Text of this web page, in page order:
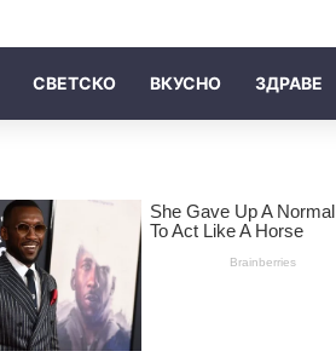
СВЕТСКО ВКУСНО ЗДРАВЕ